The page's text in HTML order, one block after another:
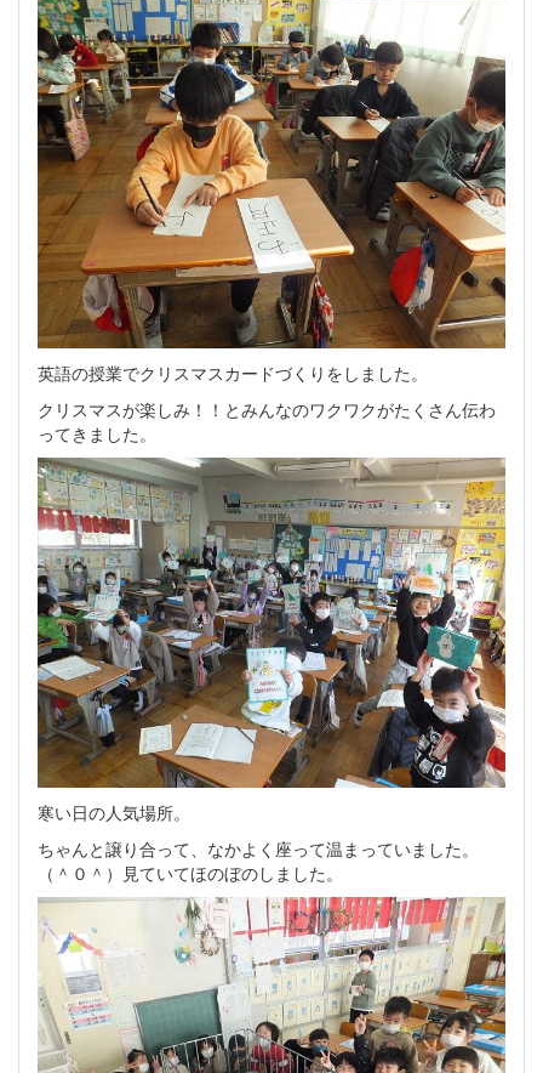
英語の授業でクリスマスカードづくりをしました。
クリスマスが楽しみ！！とみんなのワクワクがたくさん伝わ
ってきました。
寒い日の人気場所。
ちゃんと譲り合って、なかよく座って温まっていました。
（＾０＾）見ていてほのぼのしました。